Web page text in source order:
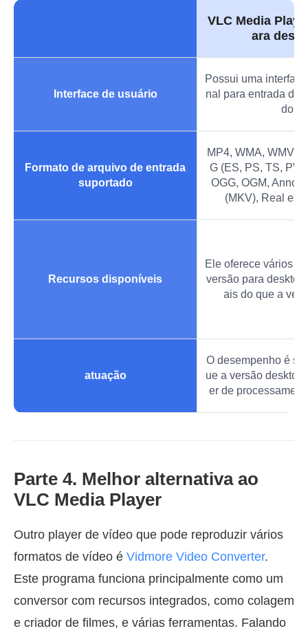
VLC Media
ara
Interface de usuário
Possui uma
nal para entrada de
do.
Formato de arquivo de entrada
suportado
MP4, WMA, WMV,
G (ES, PS, TS,
OGG, OGM,
(MKV), Real e
Recursos disponíveis
Ele oferece vários
versão para desktop
ais do que a
atuação
O desempenho é
ue a versão desktop
er de
Parte 4. Melhor alternativa ao
VLC Media Player
Outro player de vídeo que pode reproduzir vários
formatos de vídeo é Vidmore Video Converter.
Este programa funciona principalmente como um
conversor com recursos integrados, como colagem
e criador de filmes, e várias ferramentas. Falando